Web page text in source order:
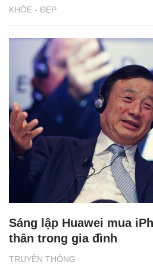
KHỎE - ĐẸP
TRUYỀN THÔNG
Sáng lập Huawei mua
thân trong gia đình